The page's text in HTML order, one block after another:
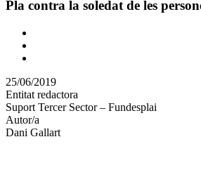
la
Pla contra la soledat de les
Comparteix
altres
xarxes
socials
25/06/2019
Entitat redactora
Suport Tercer Sector – Fundesplai
Autor/a
Dani Gallart